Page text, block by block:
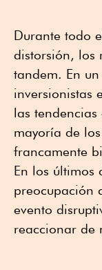
Durante todo
distorsión, los
tandem. En
inversionistas
las
mayoría de
francamente
En los últimos
preocupación
evento
reaccionar de